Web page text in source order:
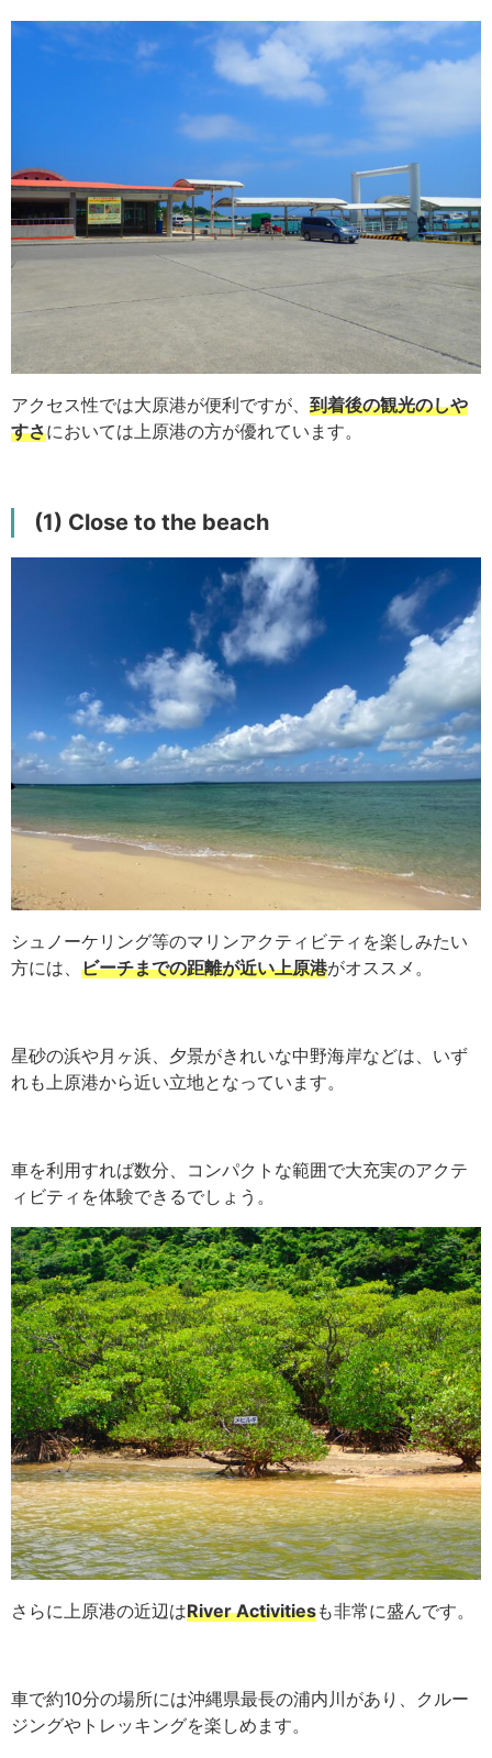
アクセス性では大原港が便利ですが、 到着後の観光のしや
すさにおいては上原港の方が優れています。
(1) Close to the beach
シュノーケリング等のマリンアクティビティを楽しみたい
方には、 ビーチまでの距離が近い上原港がオススメ。
星砂の浜や月ヶ浜、夕景がきれいな中野海岸などは、いず
れも上原港から近い立地となっています。
車を利用すれば数分、コンパクトな範囲で大充実のアクテ
ィビティを体験できるでしょう。
さらに上原港の近辺はRiver Activitiesも非常に盛んです。
車で約10分の場所には沖縄県最長の浦内川があり、クルー
ジングやトレッキングを楽しめます。